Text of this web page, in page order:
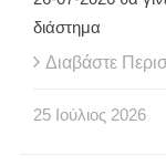
διάστημα
Διαβάστε
25 Ιούλιος 2026